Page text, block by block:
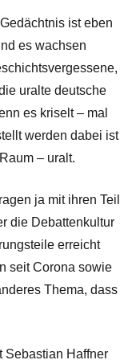
ist eben
es wachsen
uralte deutsche
es kriselt – mal
werden dabei ist
– uralt.
ja mit ihren Teil
die Debattenkultur
erreicht
seit Corona sowie
Thema, dass
Sebastian Haffner